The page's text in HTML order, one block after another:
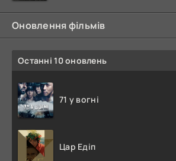
Оновлення фільмів
Останні 10 оновлень
71 у вогні
Цар Едіп